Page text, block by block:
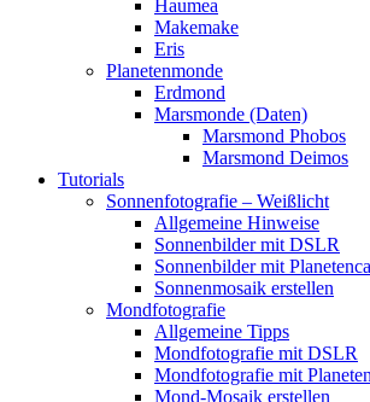
Haumea
Makemake
Eris
Planetenmonde
Erdmond
Marsmonde (Daten)
Marsmond Phobos
Marsmond Deimos
Tutorials
Sonnenfotografie – Weißlicht
Allgemeine Hinweise
Sonnenbilder mit DSLR
Sonnenbilder mit
Sonnenmosaik erstellen
Mondfotografie
Allgemeine Tipps
Mondfotografie mit DSLR
Mondfotografie mit
Mond-Mosaik erstellen